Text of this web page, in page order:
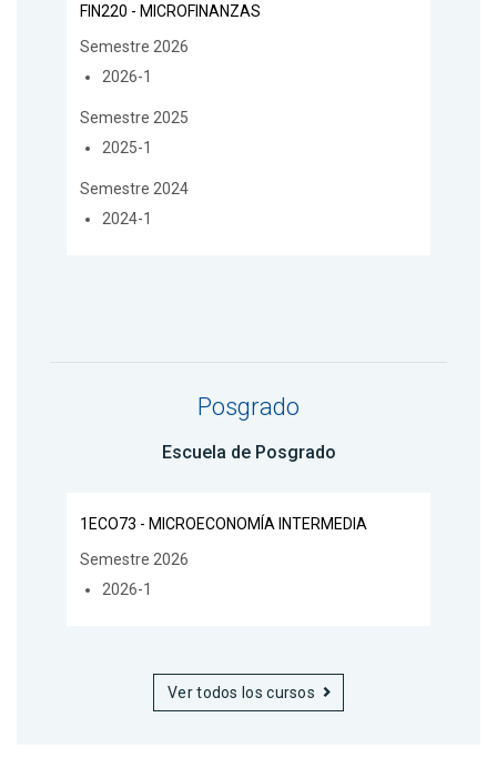
FIN220 - MICROFINANZAS
Semestre 2026
2026-1
Semestre 2025
2025-1
Semestre 2024
2024-1
Posgrado
Escuela de Posgrado
1ECO73 - MICROECONOMÍA INTERMEDIA
Semestre 2026
2026-1
Ver todos los cursos